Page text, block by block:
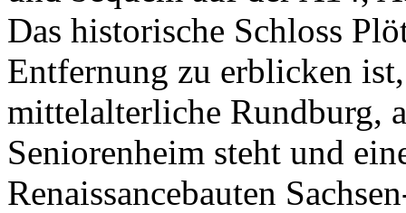
Das historische Schloss
Entfernung zu erblicken
mittelalterliche Rundburg,
Seniorenheim steht und
Renaissancebauten